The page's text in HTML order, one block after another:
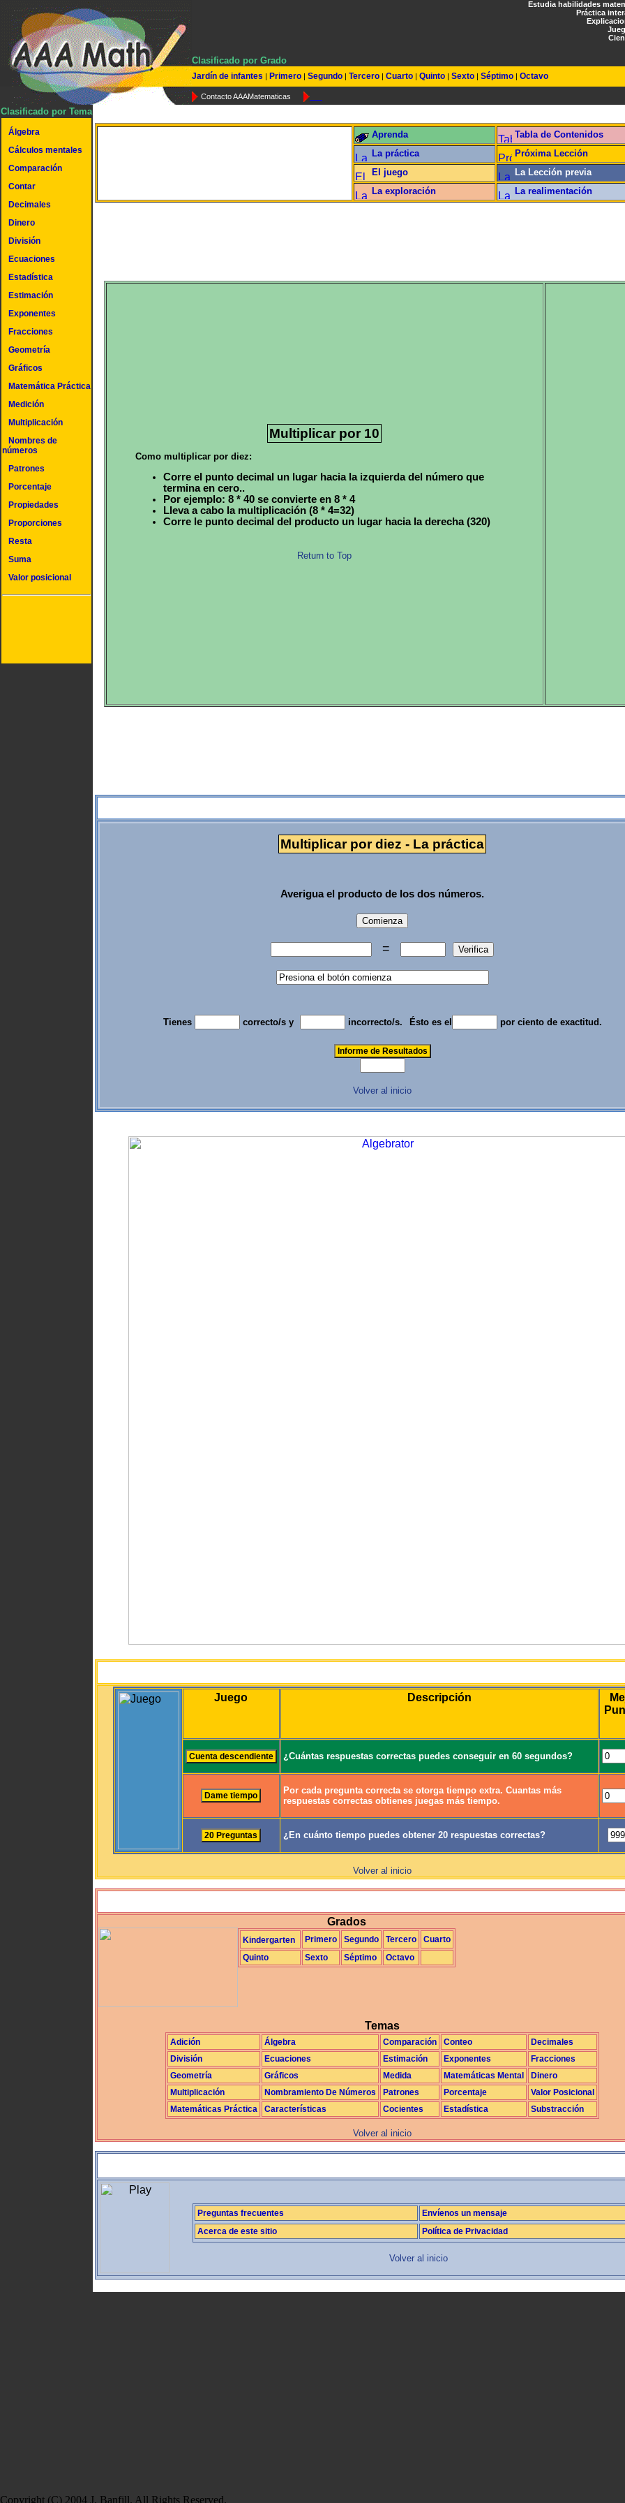
Clasificado por Grado
Estudia habilidades
Práctica
Jardín de infantes | Primero | Segundo | Tercero | Cuarto | Quinto | Sexto | Séptimo | Octavo
Contacto AAAMatematicas
Clasificado por Tema
Álgebra
Cálculos mentales
Comparación
Contar
Decimales
Dinero
División
Ecuaciones
Estadística
Estimación
Exponentes
Fracciones
Geometría
Gráficos
Matemática Práctica
Medición
Multiplicación
Nombres de
números
Patrones
Porcentaje
Propiedades
Proporciones
Resta
Suma
Valor posicional
Aprenda
Tabla de Contenidos
La práctica
Próxima Lección
El juego
La Lección previa
La exploración
La realimentación
Multiplicar por 10
Como multiplicar por diez:
Corre el punto decimal un lugar hacia la izquierda del número que
termina en cero..
Por ejemplo: 8 * 40 se convierte en 8 * 4
Lleva a cabo la multiplicación (8 * 4=32)
Corre le punto decimal del producto un lugar hacia la derecha (320)
Return to Top
Multiplicar por diez - La práctica
Averigua el producto de los dos números.
=
Tienes correcto/s y incorrecto/s. Ésto es el por ciento de exactitud.
Volver al inicio
Juego Descripción
¿Cuántas respuestas correctas puedes conseguir en 60 segundos?
Por cada pregunta correcta se otorga tiempo extra. Cuantas más
respuestas correctas obtienes juegas más tiempo.
¿En cuánto tiempo puedes obtener 20 respuestas correctas?
Volver al inicio
Grados
Kindergarten Primero Segundo Tercero
Cuarto
Quinto
Sexto Séptimo Octavo
Temas
Adición Álgebra Comparación Conteo
Decimales
División
Ecuaciones Estimación Exponentes
Fracciones
Geometría
Gráficos Medida Matemáticas Mental
Dinero
Multiplicación
Nombramiento De Números Patrones Porcentaje
Valor Posicional
Matemáticas Práctica
Características Cocientes Estadística Substracción
Volver al inicio
Preguntas frecuentes
Envíenos un mensaje
Acerca de este sitio
Política de Privacidad
Volver al inicio
Copyright (C) 2004 J. Banfill. All Rights Reserved.